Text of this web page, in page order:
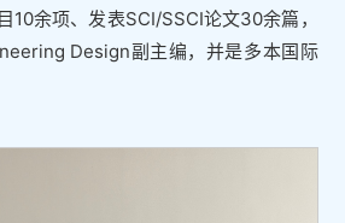
10余项、发表SCI/SSCI论文30余篇，
Design副主编，并是多本国际